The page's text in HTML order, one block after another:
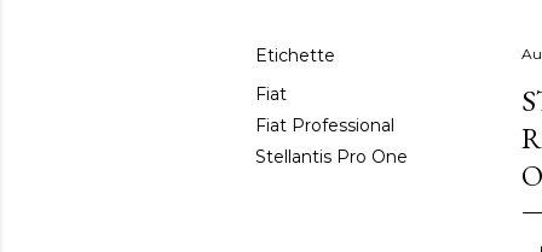
Etichette
Fiat
Fiat Professional
Stellantis Pro One